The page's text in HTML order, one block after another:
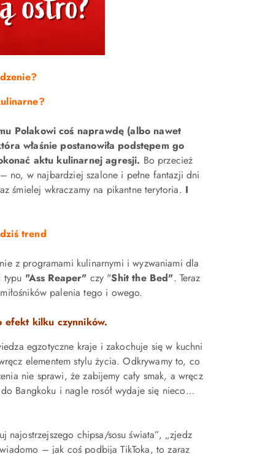
Polakowi coś naprawdę (albo nawet
właśnie postanowiła podstępem go
aktu kulinarnej agresji. Bo przecież
no, w najbardziej szalone i pełne fantazji dni
śmielej wkraczamy na pikantne terytoria. I
trend
z programami kulinarnymi i wyzwaniami dla
typu "Ass Reaper" czy "Shit the Bed". Teraz
palenia tego i owego.
efekt kilku czynników.
egzotyczne kraje i zakochuje się w kuchni
elementem stylu życia. Odkrywamy to, co
nie sprawi, że zabijemy cały smak, a wręcz
Bangkoku i nagle rosół wydaje się nieco…
najostrzejszego chipsa/sosu świata”, „zjedz
– jak coś podbija TikToka, to zaraz